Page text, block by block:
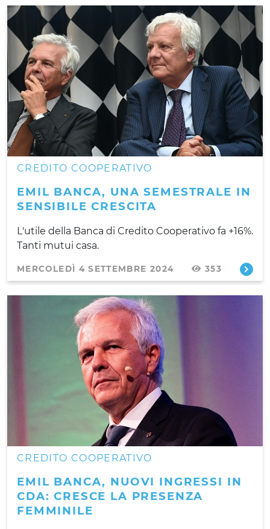
CREDITO COOPERATIVO
EMIL BANCA, UNA SEMESTRALE IN
SENSIBILE CRESCITA
L'utile della Banca di Credito Cooperativo fa +16%.
Tanti mutui casa.
MERCOLEDÌ 4 SETTEMBRE 2024 353
CREDITO COOPERATIVO
EMIL BANCA, NUOVI INGRESSI IN
CDA: CRESCE LA PRESENZA
FEMMINILE